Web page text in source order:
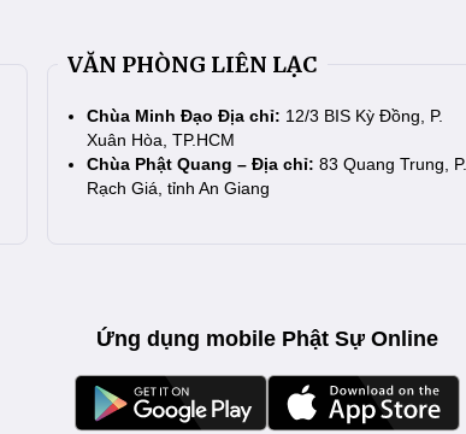
VĂN PHÒNG LIÊN LẠC
Chùa Minh Đạo Địa chỉ: 12/3 BIS Kỳ Đồng, P.
Xuân Hòa, TP.HCM
Chùa Phật Quang – Địa chỉ: 83 Quang Trung, P.
Rạch Giá, tỉnh An Giang
Ứng dụng mobile Phật Sự Online